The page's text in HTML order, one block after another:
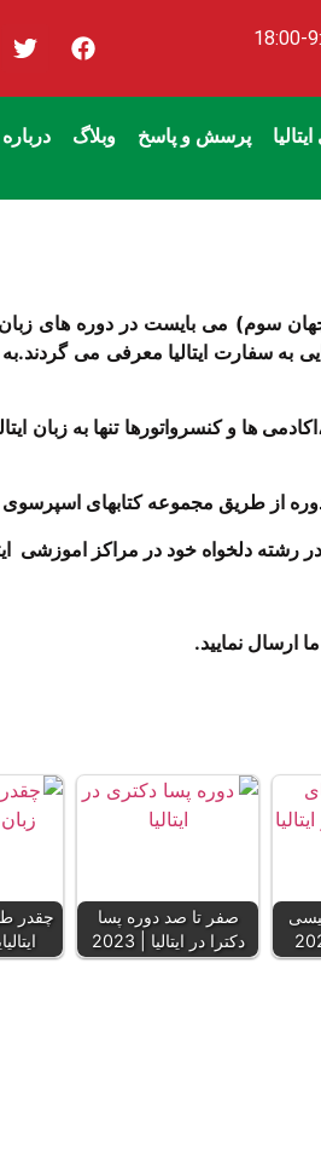
پرسش و پاسخ وبلاگ
سوم) می بایست در دوره های
به سفارت ایتالیا معرفی می
و کنسرواتورها تنها به زبان
رشته دلخواه خود در مراکز اموزشی
ارسال نمایید.
چقدر
صفر تا صد دوره پسا
دکترا در ایتالیا | 2023